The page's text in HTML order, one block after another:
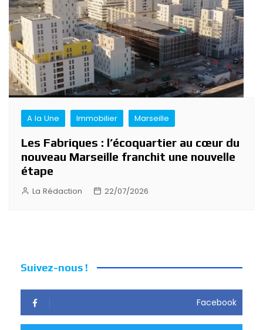
A la Une Immobilier Marseille
Les Fabriques : l’écoquartier au cœur du
nouveau Marseille franchit une nouvelle
étape
La Rédaction 22/07/2026
Suivez-nous !
Facebook